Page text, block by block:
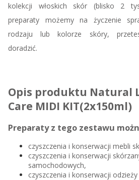
kolekcji włoskich skór (blisko 2
preparaty możemy na życzenie
rodzaju lub kolorze skóry,
doradzić.
Opis produktu Natural
Care MIDI KIT(2x150ml)
Preparaty z tego zestawu
czyszczenia i konserwacji mebli
czyszczenia i konserwacji
samochodowych,
czyszczenia i konserwacji